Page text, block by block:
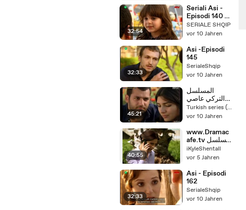
32:54
Seriali Asi -
Episodi 140 /
15.11.2016
SERIALE SHQIP
vor 10 Jahren
32:33
Asi -Episodi
145
SerialeShqip
vor 10 Jahren
45:21
المسلسل
التركي عاصي
مدبلج الحلقة
136 فيديو
Turkish series (English dubbing )
vor 10 Jahren
40:55
www.Dramac
afe.tv مسلسل
عاصي مدبلج -
الحلقة 128
iKyleShentall
vor 5 Jahren
32:33
Asi - Episodi
162
SerialeShqip
vor 10 Jahren